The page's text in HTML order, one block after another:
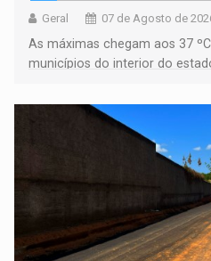
Geral 07 de Agosto de
As máximas chegam aos 37
municípios do interior do